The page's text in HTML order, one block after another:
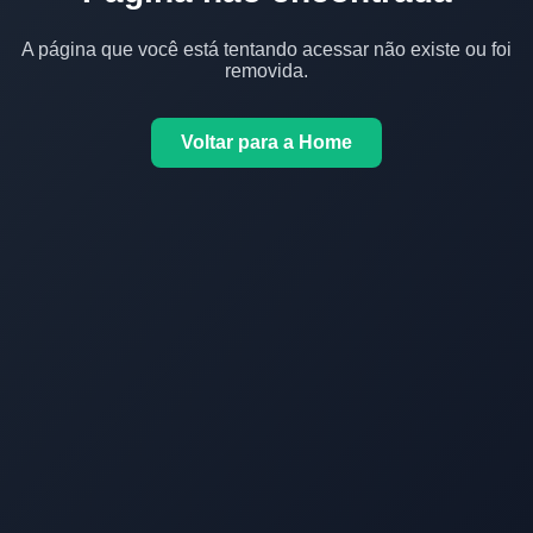
A página que você está tentando acessar não existe ou foi
removida.
Voltar para a Home